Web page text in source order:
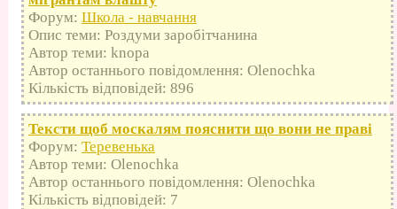
Форум: Школа - навчання
Опис теми: Роздуми заробітчанина
Автор теми: knopa
Автор останнього повідомлення: Olenochka
Кількість відповідей: 896
Тексти щоб москалям пояснити що вони не праві
Форум: Теревенька
Автор теми: Olenochka
Автор останнього повідомлення: Olenochka
Кількість відповідей: 7